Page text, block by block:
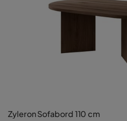
Zyleron Sofabord 110 cm